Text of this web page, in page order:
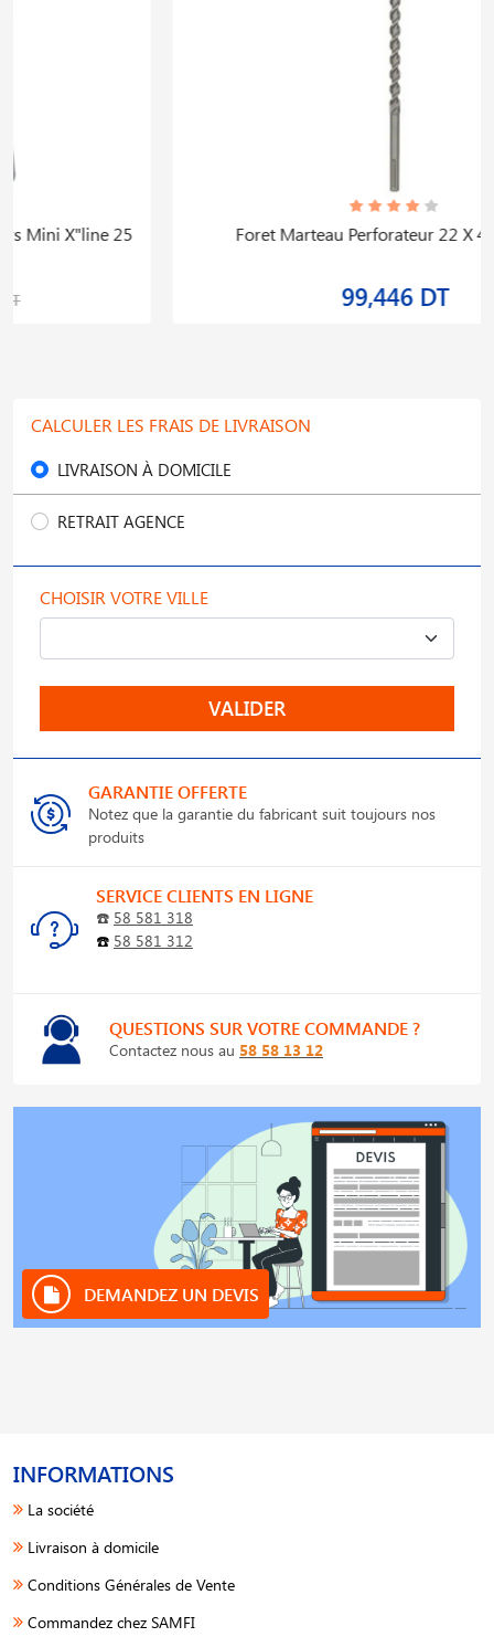
Foret Marteau Perforateur 22 X 400 X 520
CALCULER LES FRAIS DE LIVRAISON
LIVRAISON À DOMICILE
RETRAIT AGENCE
CHOISIR VOTRE VILLE
VALIDER
GARANTIE OFFERTE
Notez que la garantie du fabricant suit toujours nos
produits
SERVICE CLIENTS EN LIGNE
☎️ 58 581 318
☎️ 58 581 312
QUESTIONS SUR VOTRE COMMANDE ?
Contactez nous au 58 58 13 12
DEMANDEZ UN DEVIS
INFORMATIONS
La société
Livraison à domicile
Conditions Générales de Vente
Commandez chez SAMFI